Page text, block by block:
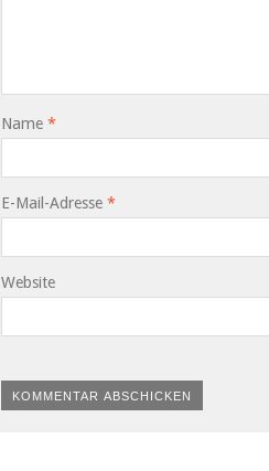
Name *
E-Mail-Adresse *
Website